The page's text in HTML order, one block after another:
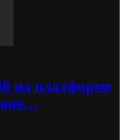
на платформе